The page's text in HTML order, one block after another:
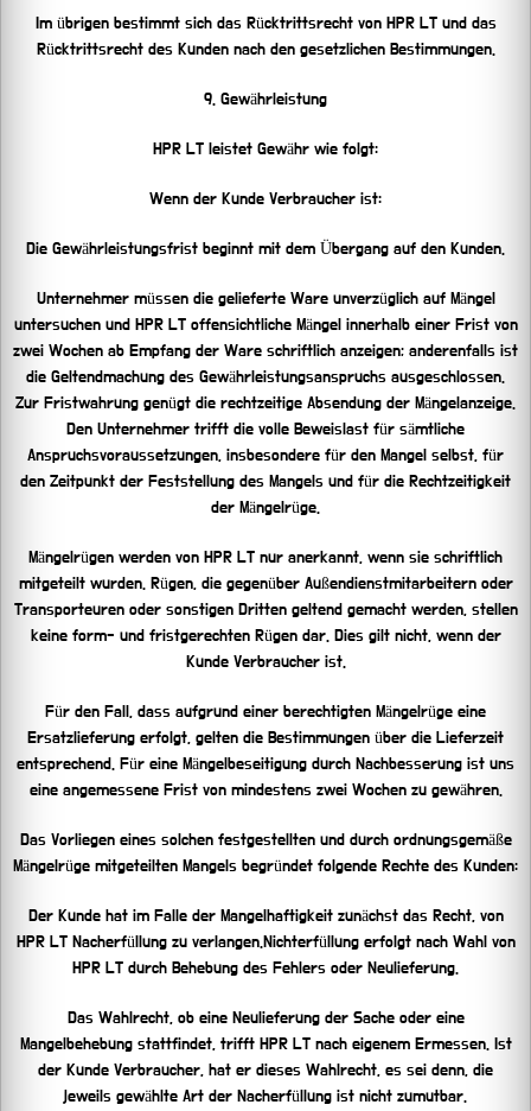
Im übrigen bestimmt sich das Rücktrittsrecht von HPR LT und das
Rücktrittsrecht des Kunden nach den gesetzlichen Bestimmungen.
9. Gewährleistung
HPR LT leistet Gewähr wie folgt:
Wenn der Kunde Verbraucher ist:
Die Gewährleistungsfrist beginnt mit dem Übergang auf den Kunden.
Unternehmer müssen die gelieferte Ware unverzüglich auf Mängel
untersuchen und HPR LT offensichtliche Mängel innerhalb einer Frist von
zwei Wochen ab Empfang der Ware schriftlich anzeigen; anderenfalls ist
die Geltendmachung des Gewährleistungsanspruchs ausgeschlossen.
Zur Fristwahrung genügt die rechtzeitige Absendung der Mängelanzeige.
Den Unternehmer trifft die volle Beweislast für sämtliche
Anspruchsvoraussetzungen, insbesondere für den Mangel selbst, für
den Zeitpunkt der Feststellung des Mangels und für die Rechtzeitigkeit
der Mängelrüge.
Mängelrügen werden von HPR LT nur anerkannt, wenn sie schriftlich
mitgeteilt wurden. Rügen, die gegenüber Außendienstmitarbeitern oder
Transporteuren oder sonstigen Dritten geltend gemacht werden, stellen
keine form- und fristgerechten Rügen dar. Dies gilt nicht, wenn der
Kunde Verbraucher ist.
Für den Fall, dass aufgrund einer berechtigten Mängelrüge eine
Ersatzlieferung erfolgt, gelten die Bestimmungen über die Lieferzeit
entsprechend. Für eine Mängelbeseitigung durch Nachbesserung ist uns
eine angemessene Frist von mindestens zwei Wochen zu gewähren.
Das Vorliegen eines solchen festgestellten und durch ordnungsgemäße
Mängelrüge mitgeteilten Mangels begründet folgende Rechte des Kunden:
Der Kunde hat im Falle der Mangelhaftigkeit zunächst das Recht, von
HPR LT Nacherfüllung zu verlangen.Nichterfüllung erfolgt nach Wahl von
HPR LT durch Behebung des Fehlers oder Neulieferung.
Das Wahlrecht, ob eine Neulieferung der Sache oder eine
Mangelbehebung stattfindet, trifft HPR LT nach eigenem Ermessen. Ist
der Kunde Verbraucher, hat er dieses Wahlrecht, es sei denn, die
jeweils gewählte Art der Nacherfüllung ist nicht zumutbar.